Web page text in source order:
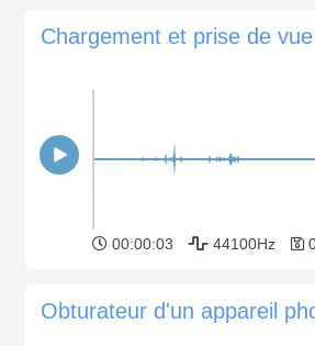
00:00:03 44100Hz
Obturateur d'un appareil